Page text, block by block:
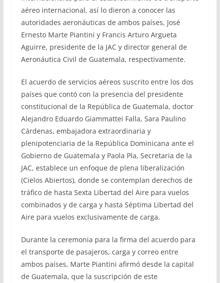
aéreo internacional, así lo dieron a conocer las
autoridades aeronáuticas de ambos países, José
Ernesto Marte Piantini y Francis Arturo Argueta
Aguirre, presidente de la JAC y director general de
Aeronáutica Civil de Guatemala, respectivamente.
El acuerdo de servicios aéreos suscrito entre los dos
países que contó con la presencia del presidente
constitucional de la República de Guatemala, doctor
Alejandro Eduardo Giammattei Falla, Sara Paulino
Cárdenas, embajadora extraordinaria y
plenipotenciaria de la República Dominicana ante el
Gobierno de Guatemala y Paola Pla, Secretaria de la
JAC, establece un enfoque de plena liberalización
(Cielos Abiertos), donde se contemplan derechos de
tráfico de hasta Sexta Libertad del Aire para vuelos
combinados y de carga y hasta Séptima Libertad del
Aire para vuelos exclusivamente de carga.
Durante la ceremonia para la firma del acuerdo para
el transporte de pasajeros, carga y correo entre
ambos países, Marte Piantini afirmó desde la capital
de Guatemala, que la suscripción de este